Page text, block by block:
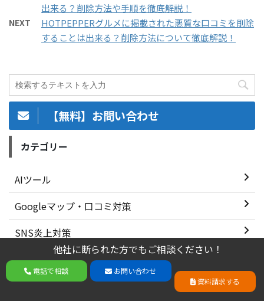
他社に断られた方でもご相談ください！
電話で相談 お問い合わせ 資料請求する
出来る？削除方法や手順を徹底解説！
NEXT
HOTPEPPERグルメに掲載された悪質な口コミを削除
することは出来る？削除方法について徹底解説！
【無料】お問い合わせ
カテゴリー
AIツール
Googleマップ・口コミ対策
SNS炎上対策
Webマーケティング
サジェスト・関連キーワード対策
他社に断られた方でもご相談ください！
電話で相談
お問い合わせ
資料請求する